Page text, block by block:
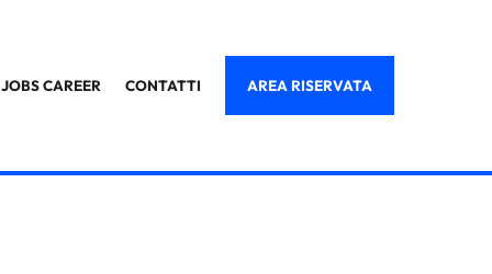
JOBS CAREER CONTATTI AREA RISERVATA